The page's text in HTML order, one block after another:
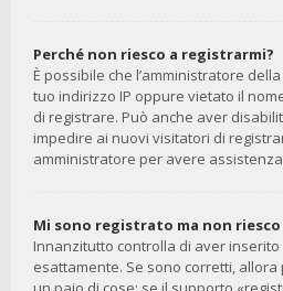
Perché non riesco a registrarmi?
È possibile che l’amministratore
tuo indirizzo IP oppure vietato il
di registrare. Può anche aver
impedire ai nuovi visitatori di
amministratore per avere
Mi sono registrato ma non
Innanzitutto controlla di aver
esattamente. Se sono corretti,